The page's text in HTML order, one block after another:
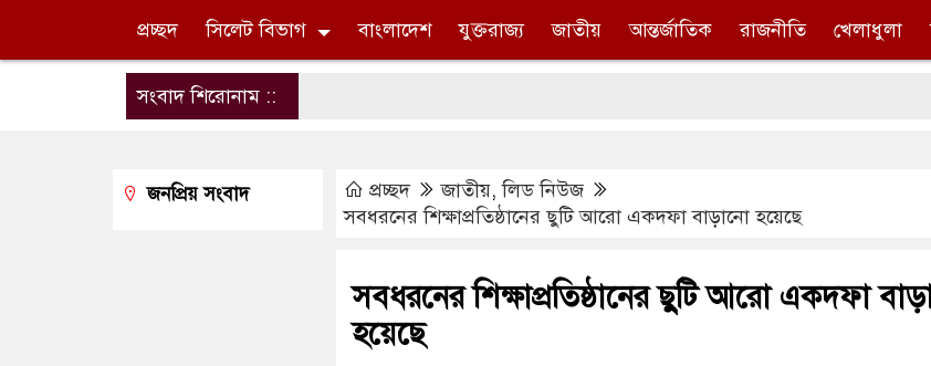
প্রচ্ছদ সিলেট বিভাগ বাংলাদেশ যুক্তরাজ্য জাতীয় আন্তর্জাতিক রাজনীতি খেলাধুলা
সংবাদ শিরোনাম ::
প্রচ্ছদ জাতীয়,লিড নিউজ
সবধরনের শিক্ষাপ্রতিষ্ঠানের ছুটি আরো একদফা বাড়ানো হয়েছে
সবধরনের শিক্ষাপ্রতিষ্ঠানের ছুটি আরো একদফা
হয়েছে
জনপ্রিয় সংবাদ